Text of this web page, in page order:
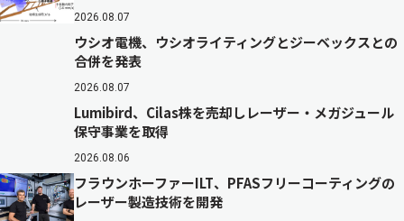
2026.08.07
ウシオ電機、ウシオライティングとジーベックスとの
合併を発表
2026.08.07
Lumibird、Cilas株を売却しレーザー・メガジュール
保守事業を取得
2026.08.06
フラウンホーファーILT、PFASフリーコーティングの
レーザー製造技術を開発